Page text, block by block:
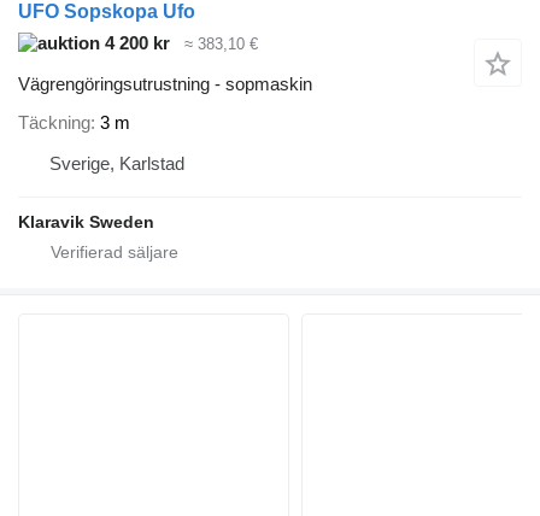
UFO Sopskopa Ufo
4 200 kr
≈ 383,10 €
Vägrengöringsutrustning - sopmaskin
Täckning 3 m
Sverige, Karlstad
Klaravik Sweden